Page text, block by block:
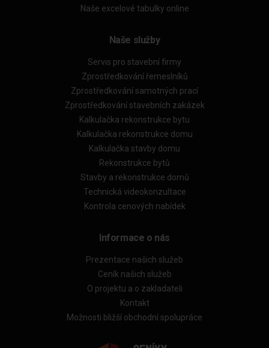
Naše excelové tabulky online
Naše služby
Servis pro stavební firmy
Zprostředkování řemeslníků
Zprostředkování samotných prací
Zprostředkování stavebních zakázek
Kalkulačka rekonstrukce bytu
Kalkulačka rekonstrukce domu
Kalkulačka stavby domu
Rekonstrukce bytů
Stavby a rekonstrukce domů
Technická videokonzultace
Kontrola cenových nabídek
Informace o nás
Prezentace našich služeb
Ceník našich služeb
O projektu a o zakladateli
Kontakt
Možnosti bližší obchodní spolupráce